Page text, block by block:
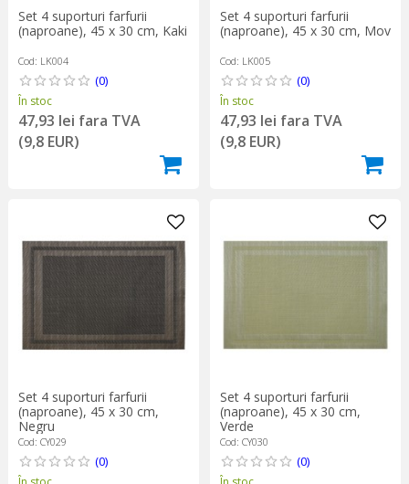
Set 4 suporturi farfurii
(naproane), 45 x 30 cm, Kaki
Cod: LK004
(0)
În stoc
47,93 lei fara TVA
(9,8 EUR)
Set 4 suporturi farfurii
(naproane), 45 x 30 cm, Mov
Cod: LK005
(0)
În stoc
47,93 lei fara TVA
(9,8 EUR)
Set 4 suporturi farfurii
(naproane), 45 x 30 cm,
Negru
Cod: CY029
(0)
Set 4 suporturi farfurii
(naproane), 45 x 30 cm,
Verde
Cod: CY030
(0)